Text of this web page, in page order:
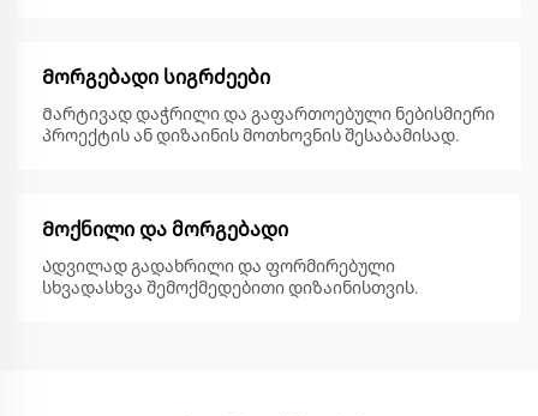
Მორგებადი სიგრძეები
Მარტივად დაჭრილი და გაფართოებული ნებისმიერი
პროექტის ან დიზაინის მოთხოვნის შესაბამისად.
Მოქნილი და მორგებადი
Ადვილად გადახრილი და ფორმირებული
სხვადასხვა შემოქმედებითი დიზაინისთვის.